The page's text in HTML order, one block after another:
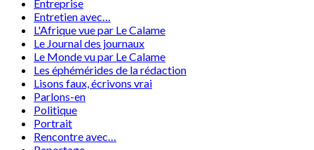
Entreprise
Entretien avec…
L'Afrique vue par Le Calame
Le Journal des journaux
Le Monde vu par Le Calame
Les éphémérides de la rédaction
Lisons faux, écrivons vrai
Parlons-en
Politique
Portrait
Rencontre avec…